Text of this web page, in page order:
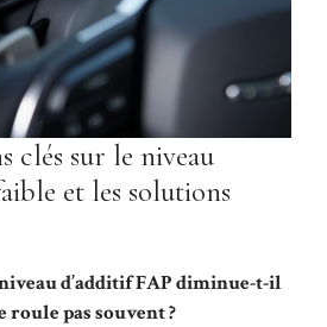
clés sur le niveau
et les solutions
d’additif FAP diminue-t-il
roule pas souvent ?